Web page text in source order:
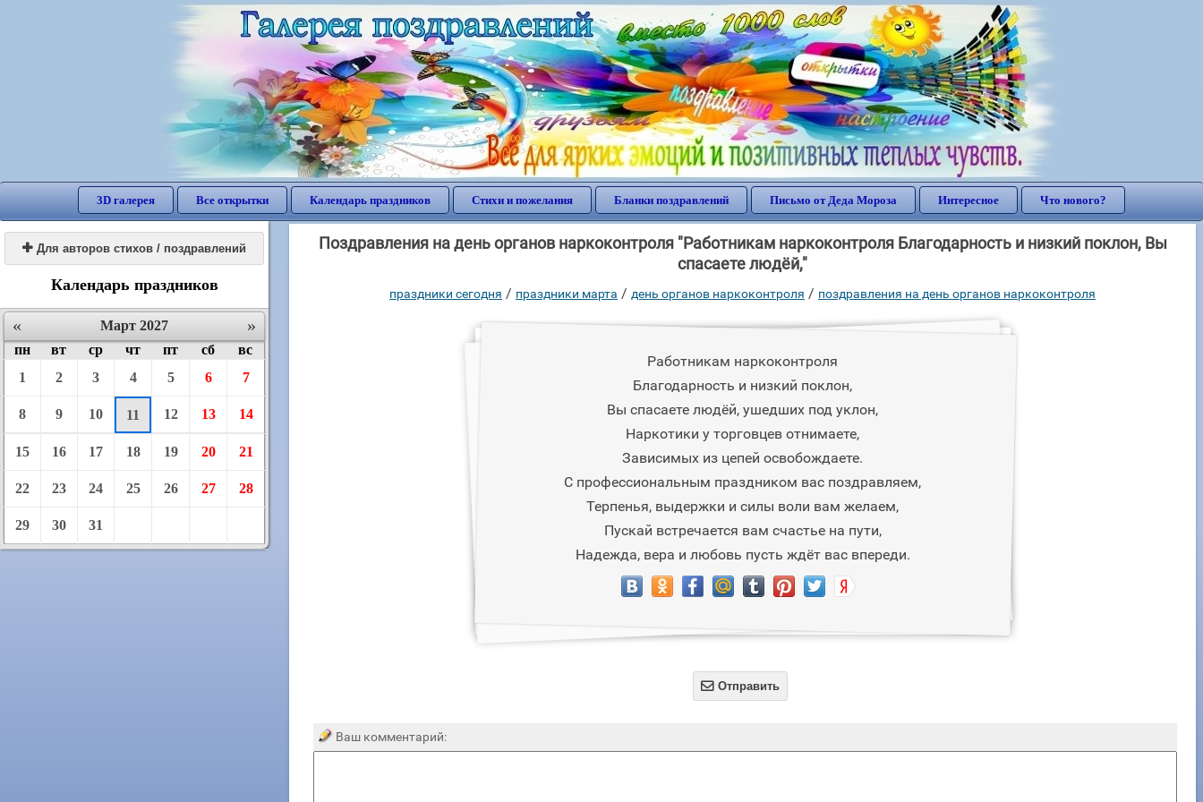
3D галерея Все открытки Календарь праздников Стихи и пожелания Бланки поздравлений Письмо от Деда Мороза Интересное Что нового?
 Для авторов стихов / поздравлений
Календарь праздников
« »
Март 2027
пн
вт ср чт пт сб
вс
1
2 3 4 5 6 7
8 9 10 11 12 13 14
15 16 17 18 19 20 21
22 23 24 25 26 27 28
29 30 31
Поздравления на день органов наркоконтроля "Работникам наркоконтроля Благодарность и низкий поклон, Вы
спасаете людёй,"
праздники сегодня / праздники марта / день органов наркоконтроля / поздравления на день органов наркоконтроля
Работникам наркоконтроля
Благодарность и низкий поклон,
Вы спасаете людёй, ушедших под уклон,
Наркотики у торговцев отнимаете,
Зависимых из цепей освобождаете.
С профессиональным праздником вас поздравляем,
Терпенья, выдержки и силы воли вам желаем,
Пускай встречается вам счастье на пути,
Надежда, вера и любовь пусть ждёт вас впереди.
 Отправить
Ваш комментарий: